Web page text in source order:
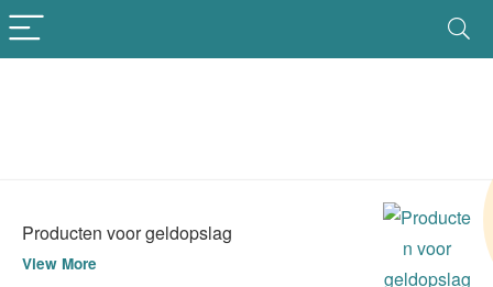
Producten voor geldopslag
View More